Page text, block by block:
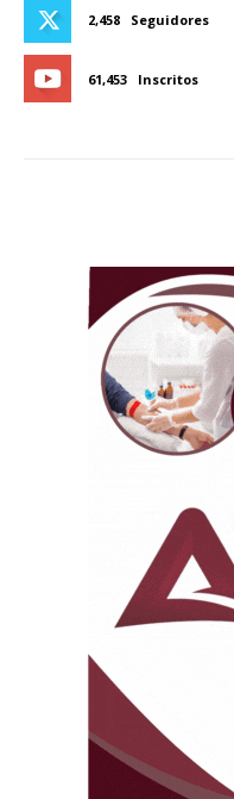
2,458 Seguidores
61,453 Inscritos